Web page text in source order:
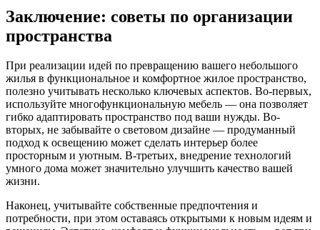
Заключение: советы по организации
пространства
При реализации идей по превращению вашего небольшого
жилья в функциональное и комфортное жилое пространство,
полезно учитывать несколько ключевых аспектов. Во-первых,
используйте многофункциональную мебель — она позволяет
гибко адаптировать пространство под ваши нужды. Во-
вторых, не забывайте о световом дизайне — продуманный
подход к освещению может сделать интерьер более
просторным и уютным. В-третьих, внедрение технологий
умного дома может значительно улучшить качество вашей
жизни.
Наконец, учитывайте собственные предпочтения и
потребности, при этом оставаясь открытыми к новым идеям и